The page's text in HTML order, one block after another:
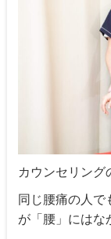
カウンセリング
同じ腰痛の人で
が「腰」にはな